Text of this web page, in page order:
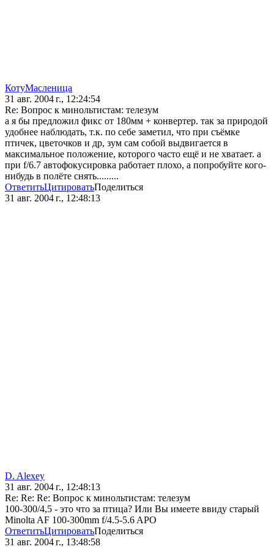
КотуМасленица
31 авг. 2004 г., 12:24:54
Re: Вопрос к минольтистам: телезум
а я бы предложил фикс от 180мм + конвертер. так за природой
удобнее наблюдать, т.к. по себе заметил, что при съёмке
птичек, цветочков и др, зум сам собой выдвигается в
максимальное положение, которого часто ещё и не хватает. а
при f/6.7 автофокусировка работает плохо, а попробуйте кого-
нибудь в полёте снять.........
ОтветитьЦитироватьПоделиться
31 авг. 2004 г., 12:48:13
D. Alexey
31 авг. 2004 г., 12:48:13
Re: Re: Re: Вопрос к минольтистам: телезум
100-300/4,5 - это что за птица? Или Вы имеете ввиду старый
Minolta AF 100-300mm f/4.5-5.6 APO
ОтветитьЦитироватьПоделиться
31 авг. 2004 г., 13:48:58